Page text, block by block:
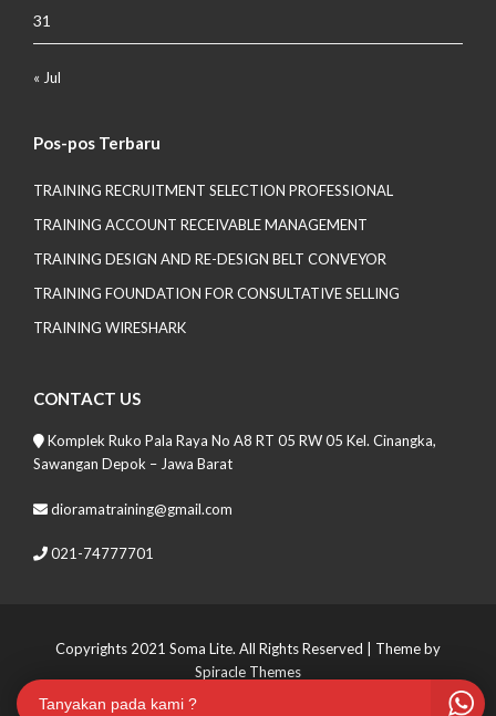
31
« Jul
Pos-pos Terbaru
TRAINING RECRUITMENT SELECTION PROFESSIONAL
TRAINING ACCOUNT RECEIVABLE MANAGEMENT
TRAINING DESIGN AND RE-DESIGN BELT CONVEYOR
TRAINING FOUNDATION FOR CONSULTATIVE SELLING
TRAINING WIRESHARK
CONTACT US
Komplek Ruko Pala Raya No A8 RT 05 RW 05 Kel. Cinangka,
Sawangan Depok – Jawa Barat
dioramatraining@gmail.com
021-74777701
Copyrights 2021 Soma Lite. All Rights Reserved | Theme by
Spiracle Themes
Tanyakan pada kami ?